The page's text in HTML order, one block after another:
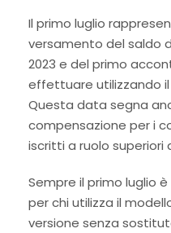
Il primo luglio
versamento del saldo
2023 e del primo
effettuare utilizzando il
Questa data segna
compensazione per i
iscritti a ruolo superiori
Sempre il primo luglio
per chi utilizza il
versione senza